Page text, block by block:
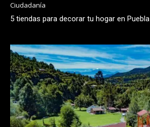
Ciudadanía
5 tiendas para decorar tu hogar en Puebla